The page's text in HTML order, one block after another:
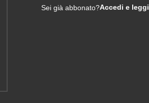
Sei già abbonato?Accedi e leggi